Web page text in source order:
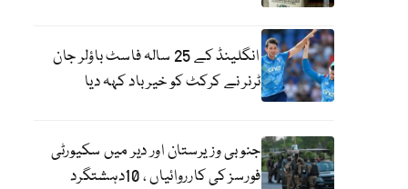
انگلینڈ کے 25 سالہ فاسٹ باؤلر جان
ٹرنر نے کرکٹ کو خیر باد کہہ دیا
جنوبی وزیرستان اور دیر میں سکیورٹی
فورسز کی کارروائیاں ، 10دہشتگرد